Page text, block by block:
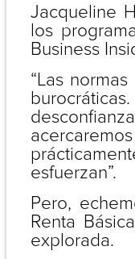
Jacqueline
los
Business
“Las
esfuerzan”.
Pero,
Renta
explorada.